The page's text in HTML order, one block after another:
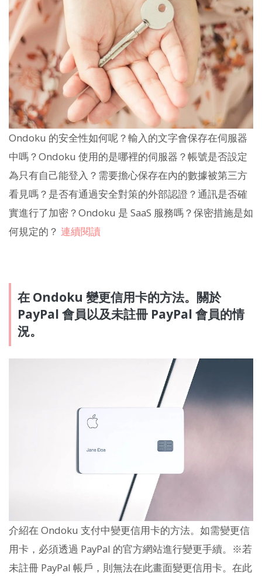
Ondoku 的安全性如何呢？輸入的文字會保存在伺服器
中嗎？Ondoku 使用的是哪裡的伺服器？帳號是否設定
為只有自己能登入？需要擔心保存在內的數據被第三方
看見嗎？是否有通過安全對策的外部認證？通訊是否確
實進行了加密？Ondoku 是 SaaS 服務嗎？保密措施是如
何規定的？ 連續閱讀
在 Ondoku 變更信用卡的方法。關於
PayPal 會員以及未註冊 PayPal 會員的情
況。
介紹在 Ondoku 支付中變更信用卡的方法。如需變更信
用卡，必須透過 PayPal 的官方網站進行變更手續。※若
未註冊 PayPal 帳戶，則無法在此畫面變更信用卡。在此